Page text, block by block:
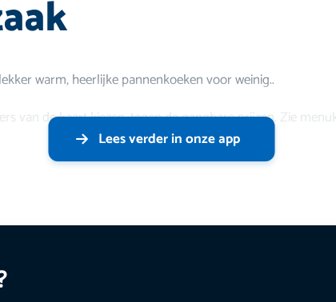
warm, heerlijke pannenkoeken voor weinig..
van de kaart kiezen, tegen de gangbare prijzen. Zie
Lees verder in onze app